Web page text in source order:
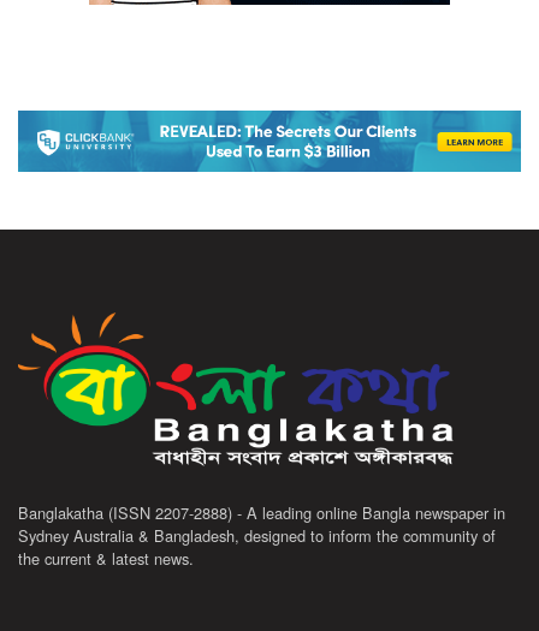
Banglakatha (ISSN 2207-2888) - A leading online Bangla newspaper in
Sydney Australia & Bangladesh, designed to inform the community of
the current & latest news.